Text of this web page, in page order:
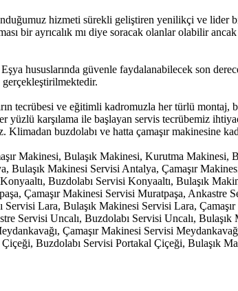
hizmeti sürekli geliştiren yenilikçi ve
bir ayrıcalık mı diye soracak olanlar olabilir
hususlarında güvenle faydalanabilecek son
gerçekleştirilmektedir.
tecrübesi ve eğitimli kadromuzla her türlü montaj,
yüzlü karşılama ile başlayan servis tecrübemiz
buzdolabı ve hatta çamaşır makinesine
Makinesi, Bulaşık Makinesi, Kurutma Makinesi,
Bulaşık Makinesi Servisi Antalya, Çamaşır
Buzdolabı Servisi Konyaaltı, Bulaşık
Çamaşır Makinesi Servisi Muratpaşa,
Lara, Bulaşık Makinesi Servisi Lara,
Servisi Uncalı, Buzdolabı Servisi Uncalı,
Çamaşır Makinesi Servisi
Buzdolabı Servisi Portakal Çiçeği, Bulaşık